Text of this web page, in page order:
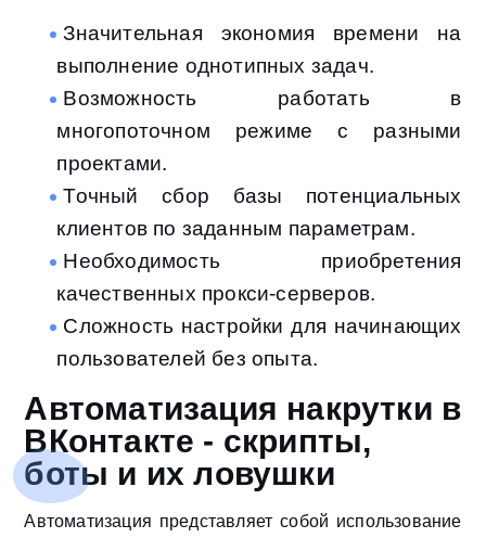
Значительная экономия времени на
выполнение однотипных задач.
Возможность работать в
многопоточном режиме с разными
проектами.
Точный сбор базы потенциальных
клиентов по заданным параметрам.
Необходимость приобретения
качественных прокси-серверов.
Сложность настройки для начинающих
пользователей без опыта.
Автоматизация накрутки в
ВКонтакте - скрипты,
боты и их ловушки
Автоматизация представляет собой использование